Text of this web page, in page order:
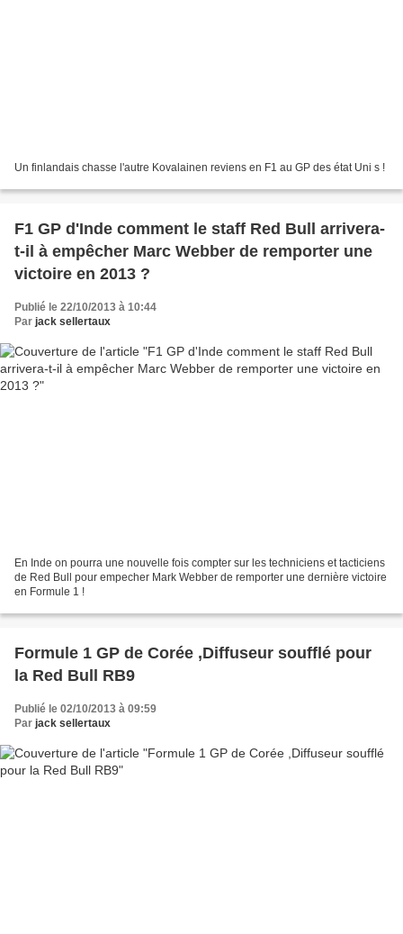
Un finlandais chasse l'autre Kovalainen reviens en F1 au GP des état Uni s !
F1 GP d'Inde comment le staff Red Bull arrivera-
t-il à empêcher Marc Webber de remporter une
victoire en 2013 ?
Publié le 22/10/2013 à 10:44
Par jack sellertaux
En Inde on pourra une nouvelle fois compter sur les techniciens et tacticiens
de Red Bull pour empecher Mark Webber de remporter une dernière victoire
en Formule 1 !
Formule 1 GP de Corée ,Diffuseur soufflé pour
la Red Bull RB9
Publié le 02/10/2013 à 09:59
Par jack sellertaux